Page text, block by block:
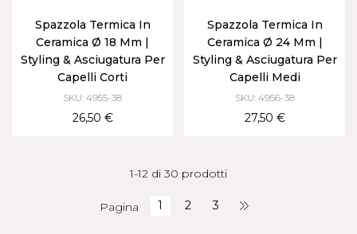
Spazzola Termica In
Ceramica Ø 18 Mm |
Styling & Asciugatura Per
Capelli Corti
SKU: 4955-38
26,50 €
Spazzola Termica In
Ceramica Ø 24 Mm |
Styling & Asciugatura Per
Capelli Medi
SKU: 4956-38
27,50 €
1-12 di 30 prodotti
Pagina 1 2 3